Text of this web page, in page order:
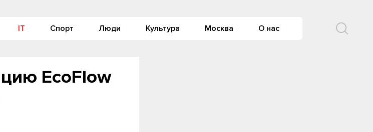
IT Спорт Люди Культура Москва О нас
EcoFlow